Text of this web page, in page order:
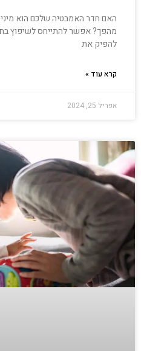
האם חדר האמבטיה שלכם הוא
מהפך? אפשר להתייחס לשיפוץ
להפיק את
קרא עוד »
אפריל 25, 2024